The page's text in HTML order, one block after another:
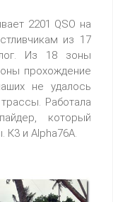
2201 QSO на
из 17
Из 18 зоны
прохождение
не удалось
Работала
который
К3 и Alpha76A.